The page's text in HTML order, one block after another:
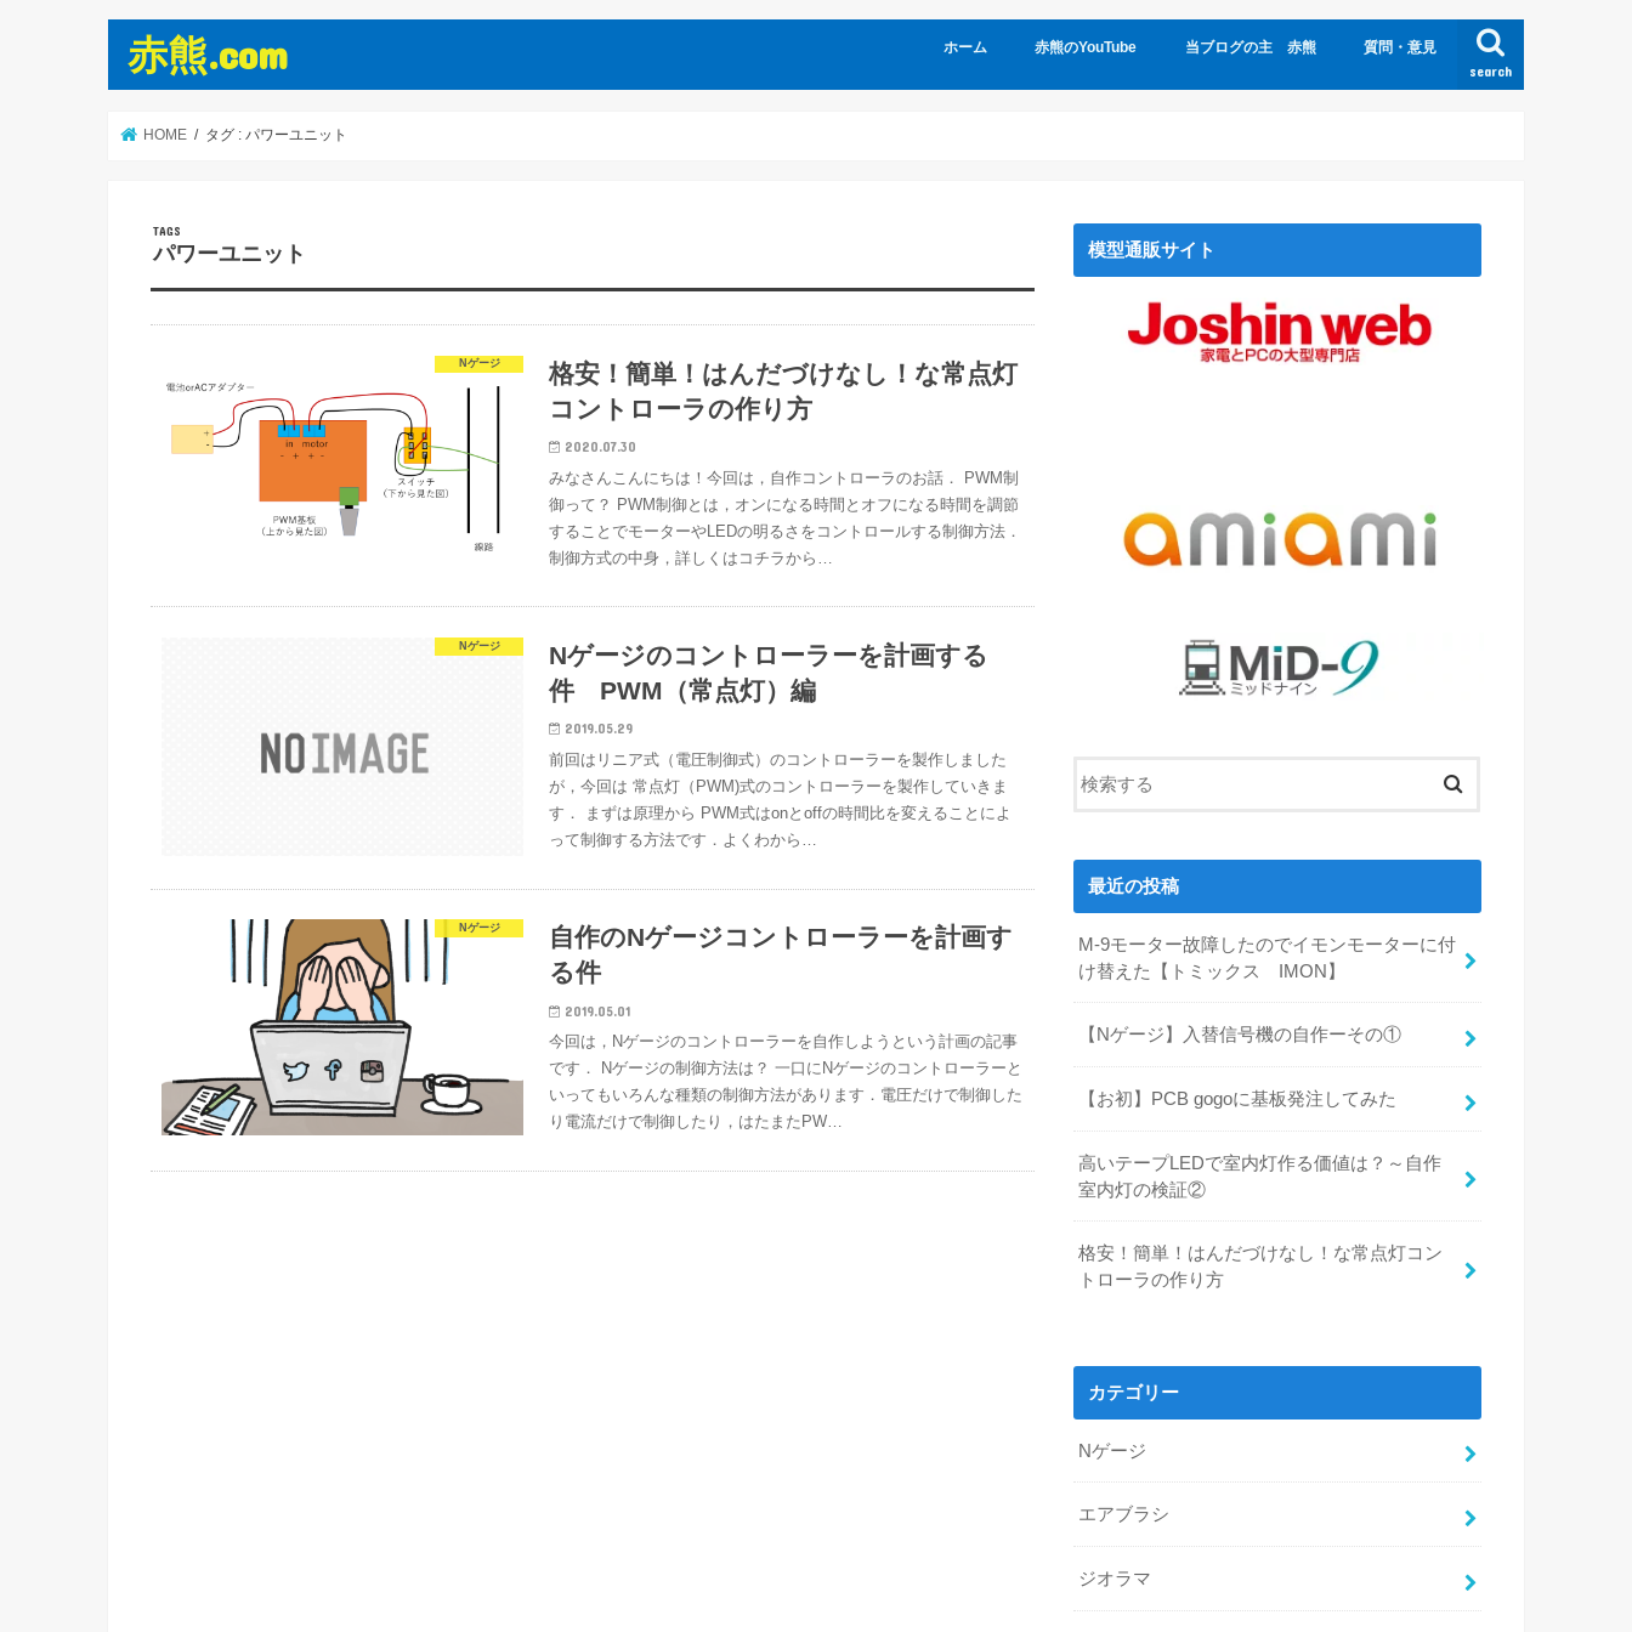
赤熊.com search
ホーム 赤熊のYouTube 当ブログの主 赤熊 質問・意見
HOME タグ : パワーユニット
パワーユニット
Nゲージ
格安！簡単！はんだづけなし！な常点灯
コントローラの作り方
2020.07.30
みなさんこんにちは！今回は，自作コントローラのお話． PWM制
御って？ PWM制御とは，オンになる時間とオフになる時間を調節
することでモーターやLEDの明るさをコントロールする制御方法．
制御方式の中身，詳しくはコチラから…
Nゲージ
Nゲージのコントローラーを計画する
件 PWM（常点灯）編
2019.05.29
前回はリニア式（電圧制御式）のコントローラーを製作しました
が，今回は 常点灯（PWM)式のコントローラーを製作していきま
す． まずは原理から PWM式はonとoffの時間比を変えることによ
って制御する方法です．よくわから…
Nゲージ
自作のNゲージコントローラーを計画す
る件
2019.05.01
今回は，Nゲージのコントローラーを自作しようという計画の記事
です． Nゲージの制御方法は？ 一口にNゲージのコントローラーと
いってもいろんな種類の制御方法があります．電圧だけで制御した
り電流だけで制御したり，はたまたPW…
模型通販サイト
最近の投稿
M-9モーター故障したのでイモンモーターに付
け替えた【トミックス IMON】
【Nゲージ】入替信号機の自作ーその①
【お初】PCB gogoに基板発注してみた
高いテープLEDで室内灯作る価値は？～自作
室内灯の検証②
格安！簡単！はんだづけなし！な常点灯コン
トローラの作り方
カテゴリー
Nゲージ
エアブラシ
ジオラマ